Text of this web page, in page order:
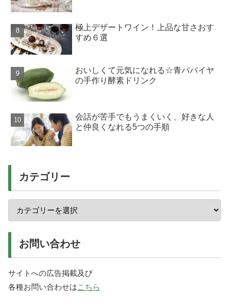
極上デザートワイン！上品な甘さおす
すめ６選
おいしくて元気になれる☆青パパイヤ
の手作り酵素ドリンク
会話が苦手でもうまくいく、好きな人
と仲良くなれる5つの手順
カテゴリー
お問い合わせ
サイトへの広告掲載及び
各種お問い合わせはこちら